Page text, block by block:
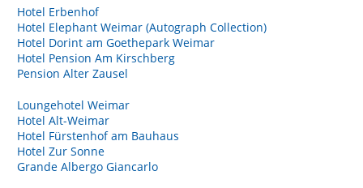
Hotel Erbenhof
Hotel Elephant Weimar (Autograph Collection)
Hotel Dorint am Goethepark Weimar
Hotel Pension Am Kirschberg
Pension Alter Zausel
Loungehotel Weimar
Hotel Alt-Weimar
Hotel Fürstenhof am Bauhaus
Hotel Zur Sonne
Grande Albergo Giancarlo